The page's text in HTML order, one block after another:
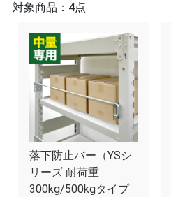
対象商品：4点
落下防止バー（YSシ
リーズ 耐荷重
300kg/500kgタイプ